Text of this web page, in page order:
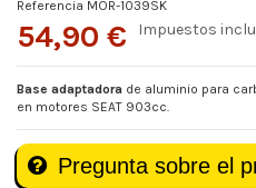
Referencia MOR-1039SK
54,90 € Impuestos
Base adaptadora de aluminio para
en motores SEAT 903cc.
Pregunta sobre el